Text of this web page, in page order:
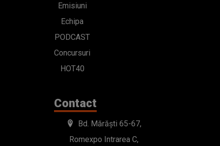
Emisiuni
Echipa
PODCAST
Concursuri
HOT40
Contact
Bd. Mărăști 65-67,
Romexpo Intrarea C,